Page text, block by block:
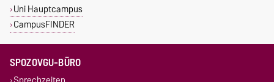
Uni Hauptcampus
CampusFINDER
SPOZOVGU-BÜRO